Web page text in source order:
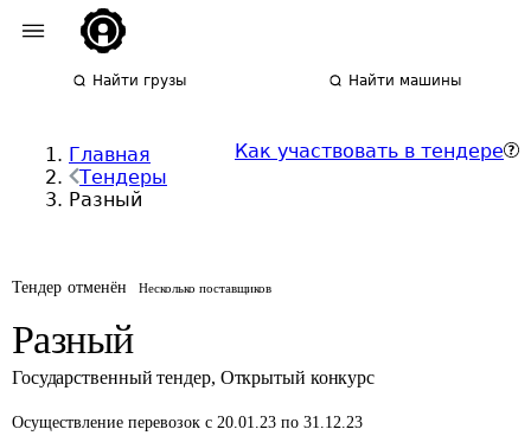
Найти грузы Найти машины
Главная
Тендеры
Разный
Как участвовать в тендере
Тендер отменён Несколько поставщиков
Разный
Государственный тендер, Открытый конкурс
Осуществление перевозок с 20.01.23 по 31.12.23